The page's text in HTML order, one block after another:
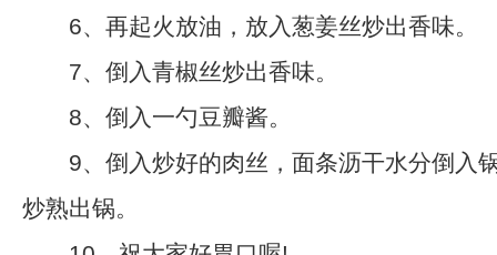
6、再起火放油，放入葱姜丝炒出香味。
7、倒入青椒丝炒出香味。
8、倒入一勺豆瓣酱。
9、倒入炒好的肉丝，面条沥干水分倒入
炒熟出锅。